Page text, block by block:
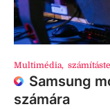
Multimédia,
Samsung
számára